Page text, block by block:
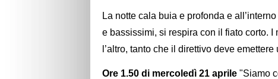
La notte cala buia e profonda e
e bassissimi, si respira con il fiato corto.
l’altro, tanto che il direttivo deve
Ore 1.50 di mercoledì 21 aprile "Siamo